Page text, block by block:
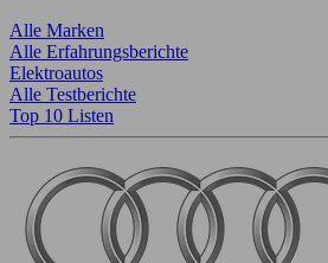
Alle Marken
Alle Erfahrungsberichte
Elektroautos
Alle Testberichte
Top 10 Listen